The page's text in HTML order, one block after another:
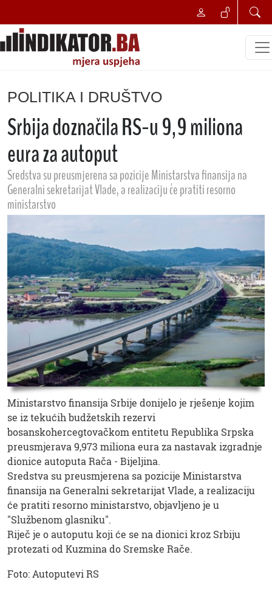
POLITIKA I DRUŠTVO
Srbija doznačila RS-u 9,9 miliona
eura za autoput
Sredstva su preusmjerena sa pozicije Ministarstva finansija na
Generalni sekretarijat Vlade, a realizaciju će pratiti resorno
ministarstvo
Ministarstvo finansija Srbije donijelo je rješenje kojim
se iz tekućih budžetskih rezervi
bosanskohercegtovačkom entitetu Republika Srpska
preusmjerava 9,973 miliona eura za nastavak izgradnje
dionice autoputa Rača - Bijeljina.
Sredstva su preusmjerena sa pozicije Ministarstva
finansija na Generalni sekretarijat Vlade, a realizaciju
će pratiti resorno ministarstvo, objavljeno je u
"Službenom glasniku".
Riječ je o autoputu koji će se na dionici kroz Srbiju
protezati od Kuzmina do Sremske Rače.
Foto: Autoputevi RS